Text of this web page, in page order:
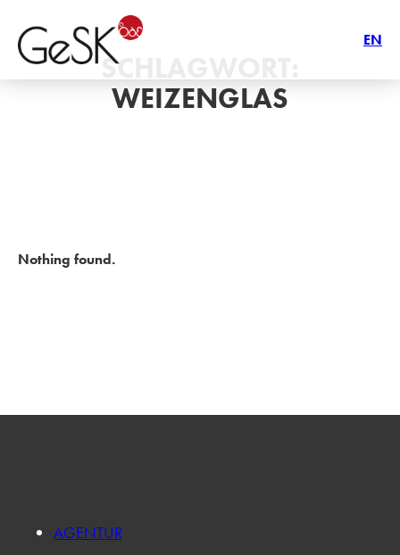
EN
SCHLAGWORT:
WEIZENGLAS
Nothing found.
AGENTUR